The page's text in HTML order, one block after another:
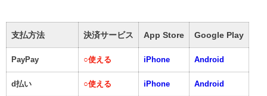
支払方法 決済サービス App Store Google Play
PayPay ○使える iPhone Android
d払い ○使える iPhone Android